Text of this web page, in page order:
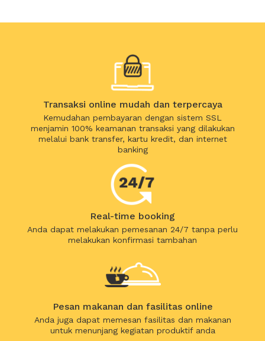
Transaksi online mudah dan terpercaya
Kemudahan pembayaran dengan sistem SSL
menjamin 100% keamanan transaksi yang dilakukan
melalui bank transfer, kartu kredit, dan internet
banking
Real-time booking
Anda dapat melakukan pemesanan 24/7 tanpa perlu
melakukan konfirmasi tambahan
Pesan makanan dan fasilitas online
Anda juga dapat memesan fasilitas dan makanan
untuk menunjang kegiatan produktif anda